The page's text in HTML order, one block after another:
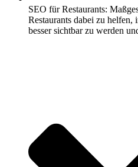
SEO für Restaurants:
Restaurants dabei zu
besser sichtbar zu werden